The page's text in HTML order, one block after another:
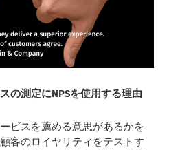
の測定にNPSを使用する理由
ビスを薦める意思があるかを
客のロイヤリティをテストす